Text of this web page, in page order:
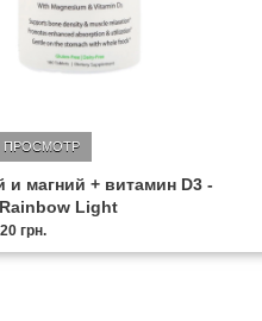
и магний + витамин D3 -
Light
ПРОСМОТР
грн.